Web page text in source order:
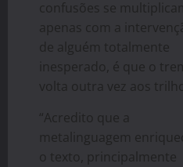
confusões se
apenas com a
de alguém totalmente
inesperado, é que o
volta outra vez aos
“Acredito que a
metalinguagem
o texto, principalmente